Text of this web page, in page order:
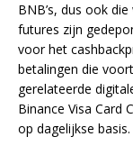
BNB’s, dus ook
futures zijn
voor het
betalingen die
gerelateerde
Binance Visa Card
op dagelijkse basis.